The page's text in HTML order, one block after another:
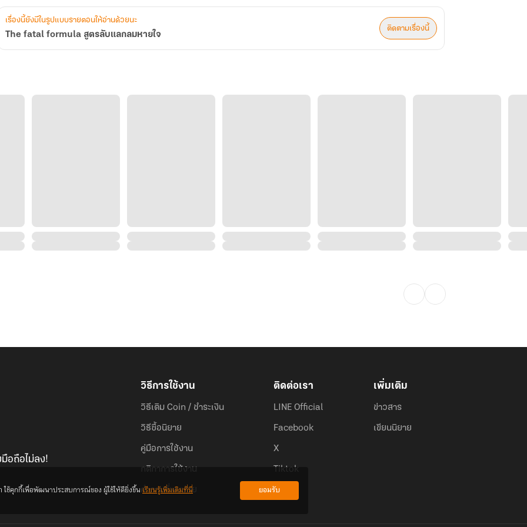
เรื่องนี้ยังมีในรูปแบบรายตอนให้อ่านด้วยนะ
The fatal formula สูตรลับแลกลมหายใจ
ติดตามเรื่องนี้
อถือไม่ลง!
วิธีการใช้งาน
วิธีเติม Coin / ชำระเงิน
วิธีซื้อนิยาย
คู่มือการใช้งาน
กติกาการใช้งาน
คำถามที่พบบ่อย
ติดต่อเรา
LINE Official
Facebook
X
Tiktok
เพิ่มเติม
ข่าวสาร
เขียนนิยาย
ช้คุกกี้เพื่อพัฒนาประสบการณ์ของ ผู้ใช้ให้ดียิ่งขึ้นเรียนรู้เพิ่มเติมที่นี่ ยอมรับ